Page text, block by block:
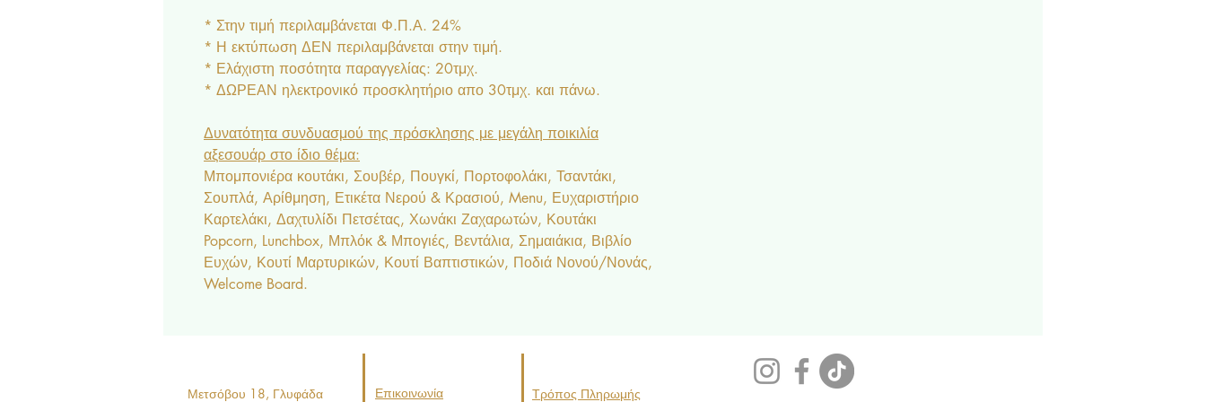
* Στην τιμή περιλαμβάνεται Φ.Π.Α. 24%
* Η εκτύπωση ΔΕΝ περιλαμβάνεται στην τιμή.
* Ελάχιστη ποσότητα παραγγελίας: 20τμχ.
* ΔΩΡΕΑΝ ηλεκτρονικό προσκλητήριο απο 30τμχ. και πάνω.
Δυνατότητα συνδυασμού της πρόσκλησης με μεγάλη ποικιλία
αξεσουάρ στο ίδιο θέμα:
Μπομπονιέρα κουτάκι, Σουβέρ, Πουγκί, Πορτοφολάκι, Τσαντάκι,
Σουπλά, Αρίθμηση, Ετικέτα Νερού & Κρασιού, Menu, Ευχαριστήριο
Καρτελάκι, Δαχτυλίδι Πετσέτας, Χωνάκι Ζαχαρωτών, Κουτάκι
Popcorn, Lunchbox, Μπλόκ & Μπογιές, Βεντάλια, Σημαιάκια, Βιβλίο
Ευχών, Κουτί Μαρτυρικών, Κουτί Βαπτιστικών, Ποδιά Νονού/Νονάς,
Welcome Board.
Μετσόβου 18, Γλυφάδα Επικοινωνία Τρόπος Πληρωμής